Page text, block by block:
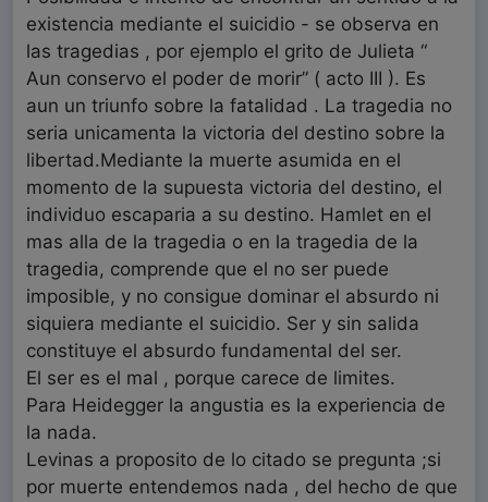
existencia mediante el suicidio - se observa en
las tragedias , por ejemplo el grito de Julieta “
Aun conservo el poder de morir” ( acto III ). Es
aun un triunfo sobre la fatalidad . La tragedia no
seria unicamenta la victoria del destino sobre la
libertad.Mediante la muerte asumida en el
momento de la supuesta victoria del destino, el
individuo escaparia a su destino. Hamlet en el
mas alla de la tragedia o en la tragedia de la
tragedia, comprende que el no ser puede
imposible, y no consigue dominar el absurdo ni
siquiera mediante el suicidio. Ser y sin salida
constituye el absurdo fundamental del ser.
El ser es el mal , porque carece de limites.
Para Heidegger la angustia es la experiencia de
la nada.
Levinas a proposito de lo citado se pregunta ;si
por muerte entendemos nada , del hecho de que